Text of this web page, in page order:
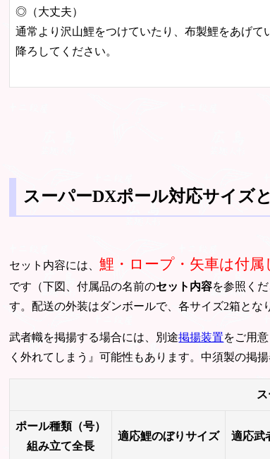
◎（大丈夫）
通常より沢山鯉をつけていたり、布製鯉をあげて
降ろしてください。
スーパーDXポール対応サイズ
セット内容には、鯉・ロープ・矢車は付属
です（下図、付属品の名前のセット内容を参照く
す。配送の外装はダンボールで、各サイズ2箱とな
武者幟を掲揚する場合には、別途掲揚装置をご用
く外れてしまう』可能性もあります。中須製の掲
ポール種類（号）
組み立て全長
適応鯉のぼりサイズ 適応武